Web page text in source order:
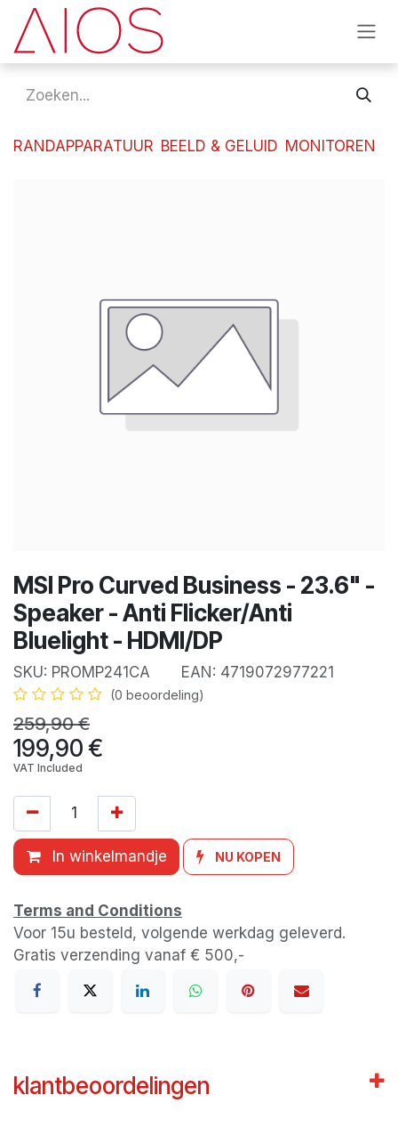
Overslaan naar inhoud
RANDAPPARATUUR BEELD & GELUID MONITOREN
MSI Pro Curved Business - 23.6" -
Speaker - Anti Flicker/Anti
Bluelight - HDMI/DP
SKU: PROMP241CA EAN: 4719072977221
(0 beoordeling)
259,90€
199,90€
VAT Included
In winkelmandje NU KOPEN
Terms and Conditions
Voor 15u besteld, volgende werkdag geleverd.
Gratis verzending vanaf € 500,-
klantbeoordelingen